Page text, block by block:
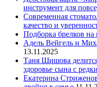
инструмент для
Современная
качество и
Подборка брелков на
Адель Вейгель и
13.11.2025
Таня Шишова
здоровье сына с
Екатерина